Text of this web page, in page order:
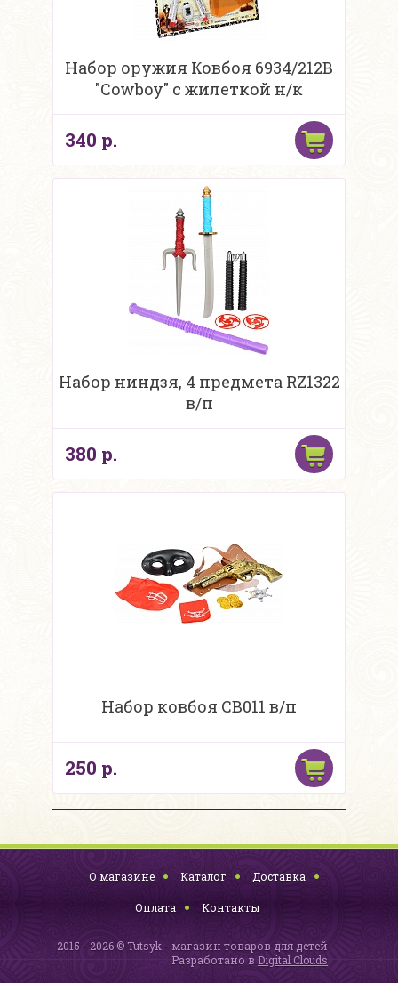
Набор оружия Ковбоя 6934/212B
"Cowboy" с жилеткой н/к
340 р.
Набор ниндзя, 4 предмета RZ1322
в/п
380 р.
Набор ковбоя CB011 в/п
250 р.
О магазине Каталог Доставка
Оплата Контакты
2015 - 2026 © Tutsyk - магазин товаров для детей
Разработано в Digital Clouds